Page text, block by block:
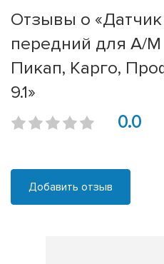
Отзывы о «Датчик
передний для А/М
Пикап, Карго,
9.1»
0.0
Добавить отзыв